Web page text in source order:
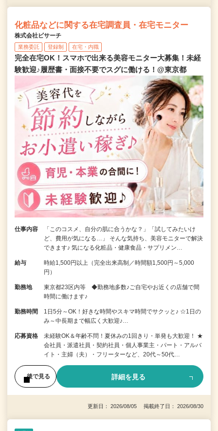
化粧品などに関する在宅調査員・在宅モニター
株式会社ビサーチ
業務委託 登録制 在宅・内職
完全在宅OK！スマホで出来る美容モニター大募集！未経
験歓迎♪履歴書・面接不要でスグに働ける！@東京都
仕事内容
「このコスメ、自分の肌に合うかな？」「試してみたいけ
ど、費用が気になる…」 そんな気持ち、美容モニターで解決
できます♪ 気になる化粧品・健康食品・サプリメン…
給与
時給1,500円以上（完全出来高制／時間額1,500円～5,000
円）
勤務地
東京都23区内等 ◆勤務地多数♪ご自宅やお近くの店舗で間
時間に働けます♪
勤務時間
1日5分～OK！好きな時間やスキマ時間でサクッと♪ ☆1日の
み～中長期まで幅広く大歓迎♪…
応募資格
未経験OK＆年齢不問！夏休みの1回きり・単発も大歓迎！ ★
会社員・派遣社員・契約社員・個人事業主・パート・アルバ
イト・主婦（夫）・フリーターなど、20代～50代…
後で見る 詳細を見る
更新日： 2026/08/05 掲載終了日： 2026/08/30